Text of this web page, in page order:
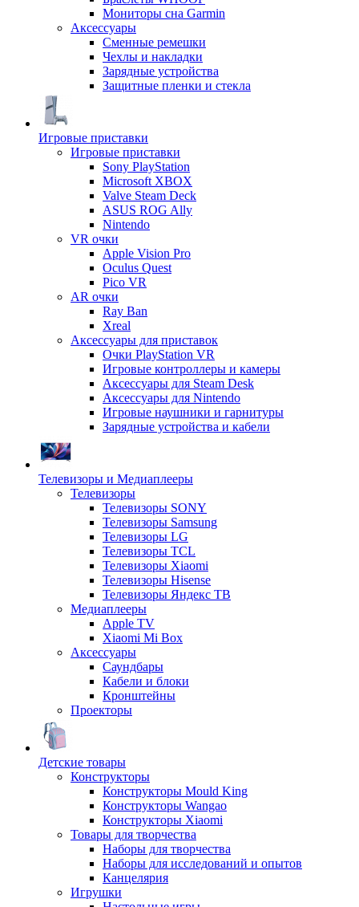
Мониторы сна Garmin
Аксессуары
Сменные ремешки
Чехлы и накладки
Зарядные устройства
Защитные пленки и стекла
Игровые приставки
Игровые приставки
Sony PlayStation
Microsoft XBOX
Valve Steam Deck
ASUS ROG Ally
Nintendo
VR очки
Apple Vision Pro
Oculus Quest
Pico VR
AR очки
Ray Ban
Xreal
Аксессуары для приставок
Очки PlayStation VR
Игровые контроллеры и камеры
Аксессуары для Steam Desk
Аксессуары для Nintendo
Игровые наушники и гарнитуры
Зарядные устройства и кабели
Телевизоры и Медиаплееры
Телевизоры
Телевизоры SONY
Телевизоры Samsung
Телевизоры LG
Телевизоры TCL
Телевизоры Xiaomi
Телевизоры Hisense
Телевизоры Яндекс ТВ
Медиаплееры
Apple TV
Xiaomi Mi Box
Аксессуары
Саундбары
Кабели и блоки
Кронштейны
Проекторы
Детские товары
Конструкторы
Конструкторы Mould King
Конструкторы Wangao
Конструкторы Xiaomi
Товары для творчества
Наборы для творчества
Наборы для исследований и опытов
Канцелярия
Игрушки